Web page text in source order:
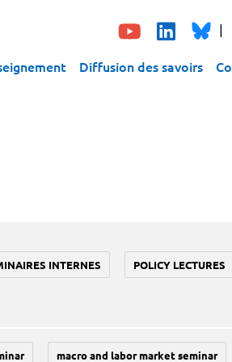
Diffusion des savoirs
INTERNES POLICY LECTURES
macro and labor market seminar